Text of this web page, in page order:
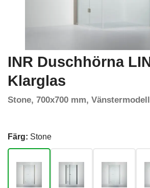
INR Duschhörna
Klarglas
Stone, 700x700 mm, Vänstermodell
Färg: Stone